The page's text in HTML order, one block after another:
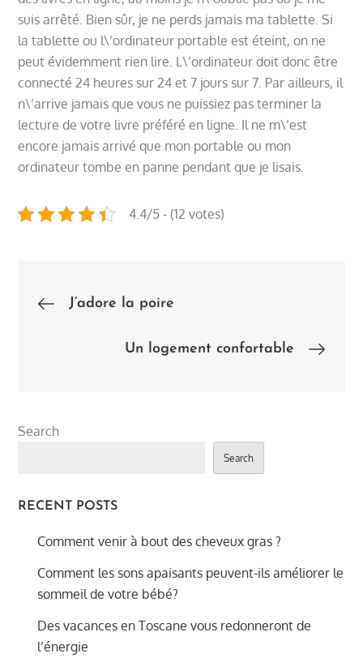
suis arrêté. Bien sûr, je ne perds jamais ma tablette. Si
la tablette ou l\’ordinateur portable est éteint, on ne
peut évidemment rien lire. L\’ordinateur doit donc être
connecté 24 heures sur 24 et 7 jours sur 7. Par ailleurs, il
n\’arrive jamais que vous ne puissiez pas terminer la
lecture de votre livre préféré en ligne. Il ne m\’est
encore jamais arrivé que mon portable ou mon
ordinateur tombe en panne pendant que je lisais.
4.4/5 - (12 votes)
Post
navigation
J’adore la poire
Un logement confortable
Search
Search
RECENT POSTS
Comment venir à bout des cheveux gras ?
Comment les sons apaisants peuvent-ils améliorer le
sommeil de votre bébé?
Des vacances en Toscane vous redonneront de
l’énergie